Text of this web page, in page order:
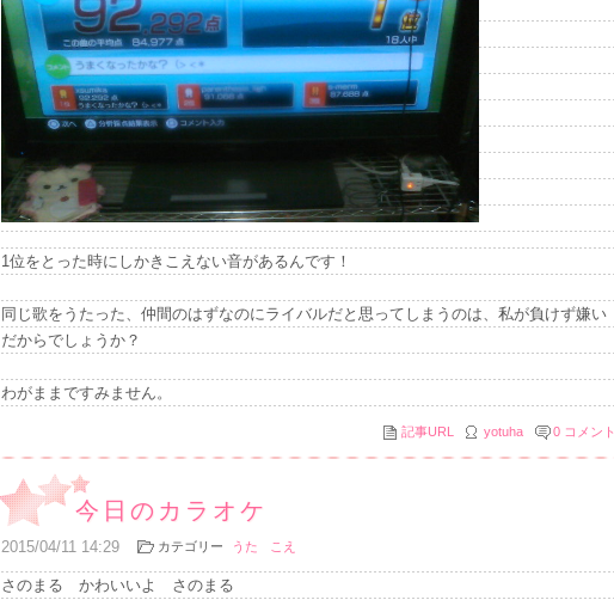
1位をとった時にしかきこえない音があるんです！
同じ歌をうたった、仲間のはずなのにライバルだと思ってしまうのは、私が負けず嫌い
だからでしょうか？
わがままですみません。
記事URL yotuha 0 コメント
今日のカラオケ
2015/04/11 14:29 カテゴリー うた こえ
さのまる かわいいよ さのまる